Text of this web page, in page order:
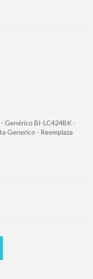
Genérico BI-LC424BK -
Generico - Reemplaza